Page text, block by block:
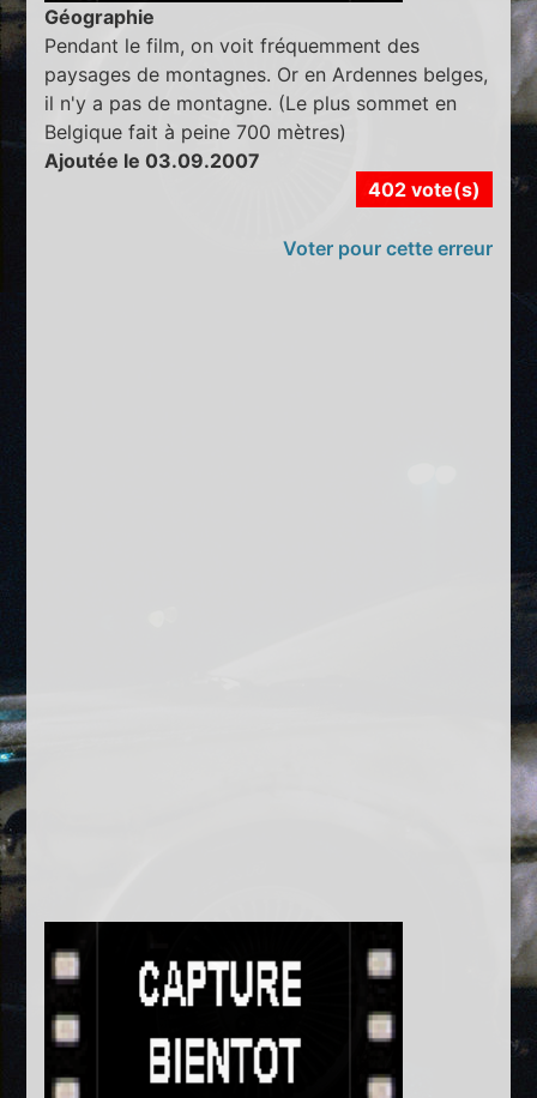
Géographie
Pendant le film, on voit fréquemment des
paysages de montagnes. Or en Ardennes belges,
il n'y a pas de montagne. (Le plus sommet en
Belgique fait à peine 700 mètres)
Ajoutée le 03.09.2007
402 vote(s)
Voter pour cette erreur